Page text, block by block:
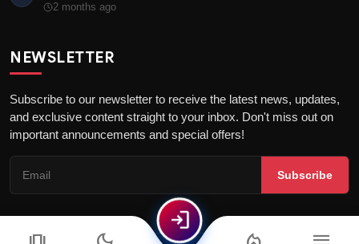
2 months ago
NEWSLETTER
Subscribe to our newsletter to receive the latest news, updates,
and exclusive content straight to your inbox. Don't miss out on
important announcements and special offers!
Subscribe
login